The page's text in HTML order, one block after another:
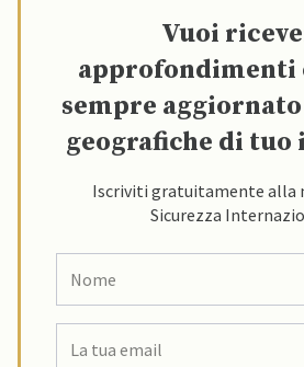
Vuoi
approfondimenti
sempre
geografiche di tuo
Iscriviti gratuitamente alla
Sicurezza